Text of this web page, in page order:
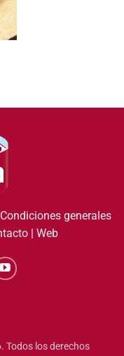
Condiciones generales
| Web
Todos los derechos